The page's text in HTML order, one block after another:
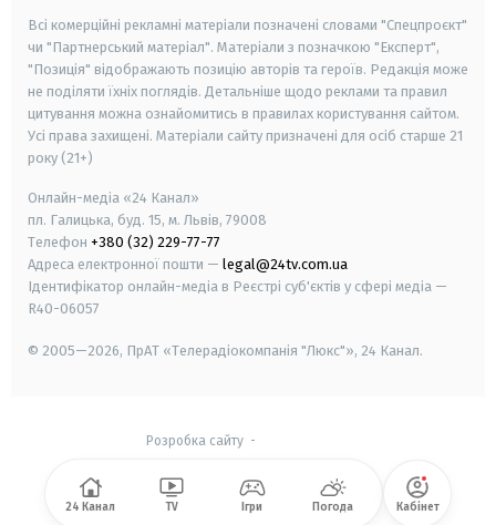
Всі комерційні рекламні матеріали позначені словами "Спецпроєкт"
чи "Партнерський матеріал". Матеріали з позначкою "Експерт",
"Позиція" відображають позицію авторів та героїв. Редакція може
не поділяти їхніх поглядів. Детальніше щодо реклами та правил
цитування можна ознайомитись в правилах користування сайтом.
Усі права захищені. Матеріали сайту призначені для осіб старше 21
року (21+)
Онлайн-медіа «24 Канал»
пл. Галицька, буд. 15, м. Львів, 79008
Телефон +380 (32) 229-77-77
Адреса електронної пошти — legal@24tv.com.ua
Ідентифікатор онлайн-медіа в Реєстрі суб'єктів у сфері медіа —
R40-06057
© 2005—2026, ПрАТ «Телерадіокомпанія "Люкс"», 24 Канал.
Розробка сайту-
24 Канал TV Ігри Погода Кабінет